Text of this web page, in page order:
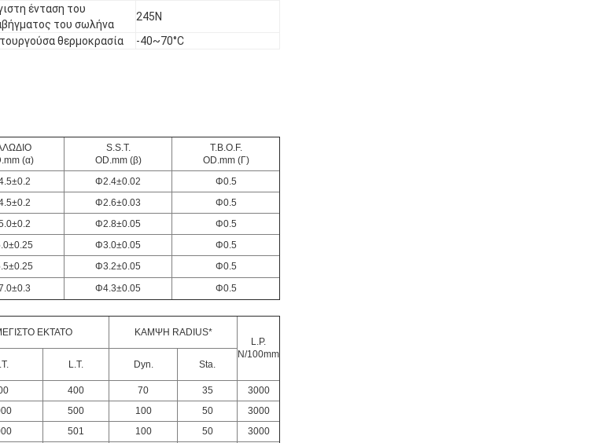
ένταση του
του σωλήνα
245N
θερμοκρασία -40~70°C
(α)
S.S.T.
OD.mm (β)
T.B.O.F.
OD.mm (Γ)
Φ2.4±0.02
Φ0.5
Φ2.6±0.03
Φ0.5
Φ2.8±0.05
Φ0.5
Φ3.0±0.05
Φ0.5
Φ3.2±0.05
Φ0.5
Φ4.3±0.05 Φ0.5
ΕΚΤΑΤΟ
ΚΑΜΨΗ RADIUS*
L.P.
N/100mm
L.T. Dyn. Sta.
400 70 35
3000
500 100 50
3000
501 100 50
3000